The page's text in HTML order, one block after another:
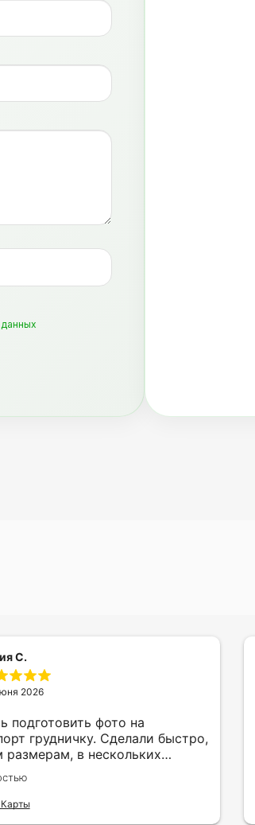
С.
2026
подготовить фото на
грудничку. Сделали быстро,
в нескольких
цветах.